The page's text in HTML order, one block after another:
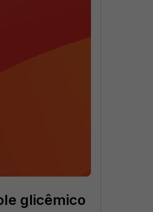
glicêmico